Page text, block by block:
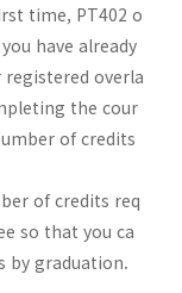
time, PT402 o
have already
overla
the cour
of credits
of credits req
so that you ca
by graduation.